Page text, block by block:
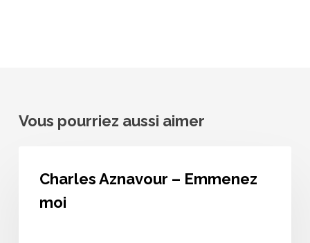
Vous pourriez aussi aimer
Emmenez
Charles Aznavour – Emmenez
moi